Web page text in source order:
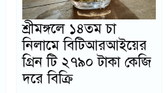
শ্রীমঙ্গলে ১৪তম চা
নিলামে বিটিআরআইয়ের
গ্রিন টি ২৭৯০ টাকা কেজি
দরে বিক্রি